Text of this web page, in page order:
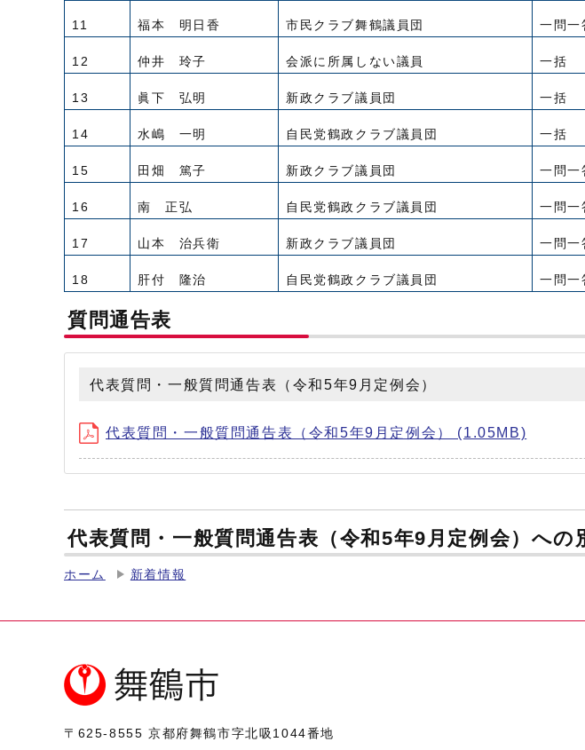
11 福本 明日香 市民クラブ舞鶴議員団 一問一
12 仲井 玲子 会派に所属しない議員 一括
13 眞下 弘明 新政クラブ議員団 一括
14 水嶋 一明 自民党鶴政クラブ議員団 一括
15 田畑 篤子 新政クラブ議員団 一問一
16 南 正弘 自民党鶴政クラブ議員団 一問一
17 山本 治兵衛 新政クラブ議員団 一問一
18 肝付 隆治 自民党鶴政クラブ議員団 一問一
質問通告表
代表質問・一般質問通告表（令和5年9月定例会）
代表質問・一般質問通告表（令和5年9月定例会） (1.05MB)
代表質問・一般質問通告表（令和5年9月定例会）への
ホーム 新着情報
〒625-8555 京都府舞鶴市字北吸1044番地